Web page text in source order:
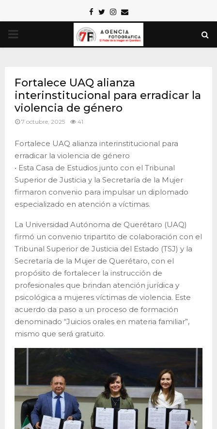
Facebook
TwitterInstagram
Email
PRIMARY
Fortalece UAQ alianza
interinstitucional para erradicar la
violencia de género
7 octubre, 2025 41
Fortalece UAQ alianza interinstitucional para
erradicar la violencia de género
• Esta Casa de Estudios junto con el Tribunal
Superior de Justicia y la Secretaría de la Mujer
firmaron convenio para impulsar un diplomado
especializado en atención a víctimas.
La Universidad Autónoma de Querétaro (UAQ)
firmó un convenio tripartito de colaboración con el
Tribunal Superior de Justicia del Estado (TSJ) y la
Secretaría de la Mujer de Querétaro, con el
propósito de fortalecer la instrucción de
profesionales que brindan atención jurídica y
psicológica a mujeres víctimas de violencia. Este
acuerdo da paso a un proceso de formación
denominado “Juicios orales en materia familiar”,
mismo que será gratuito.